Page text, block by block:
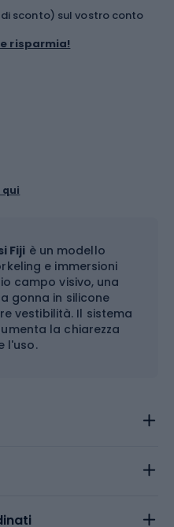
sconto) sul vostro conto
risparmia!
Fiji è un modello
e immersioni
campo visivo, una
gonna in silicone
vestibilità. Il sistema
la chiarezza
l'uso.